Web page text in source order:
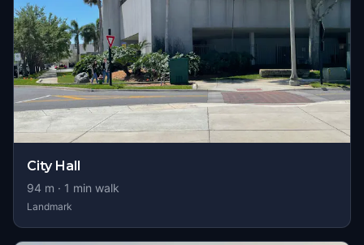
City Hall
94 m · 1 min walk
Landmark